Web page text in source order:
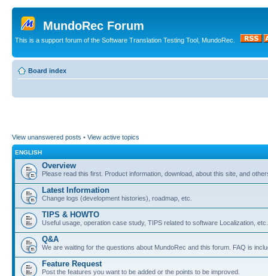
MundoRec Forum
This is a support forum of the Software Translation Testing Tool, MundoRec.
Board index
View unanswered posts • View active topics
ENGLISH
Overview
Please read this first. Product information, download, about this site, and
Latest Information
Change logs (development histories), roadmap, etc.
TIPS & HOWTO
Useful usage, operation case study, TIPS related to software Localization, etc.
Q&A
We are waiting for the questions about MundoRec and this forum. FAQ is
Feature Request
Post the features you want to be added or the points to be improved.